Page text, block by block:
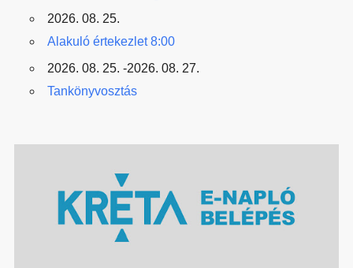
2026. 08. 25.
Alakuló értekezlet 8:00
2026. 08. 25. -2026. 08. 27.
Tankönyvosztás